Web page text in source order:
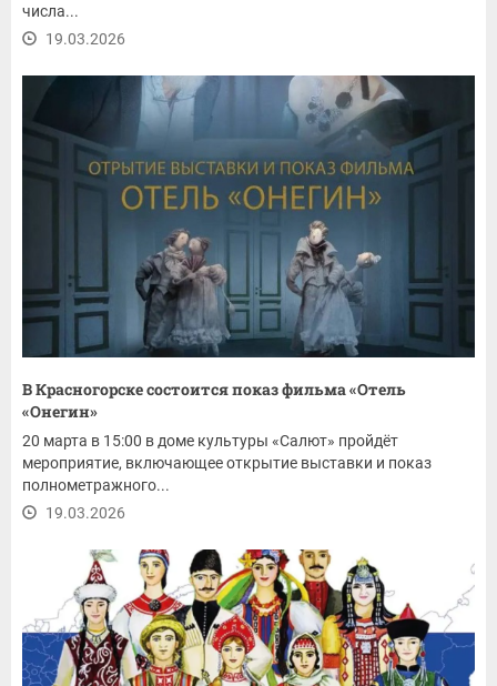
числа...
19.03.2026
В Красногорске состоится показ фильма «Отель
«Онегин»
20 марта в 15:00 в доме культуры «Салют» пройдёт
мероприятие, включающее открытие выставки и показ
полнометражного...
19.03.2026